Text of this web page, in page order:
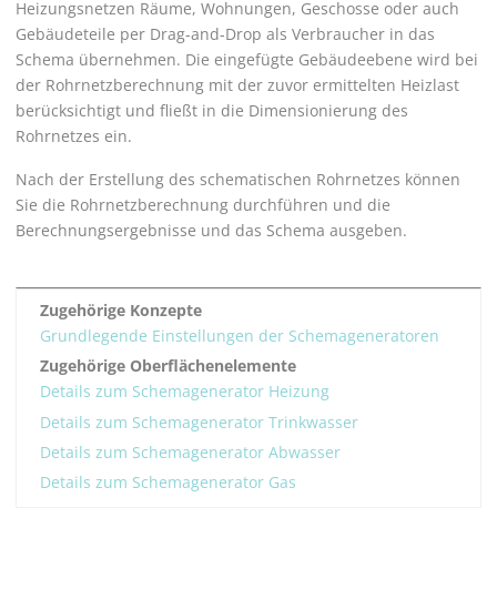
Heizungsnetzen Räume, Wohnungen, Geschosse oder auch
Gebäudeteile per Drag-and-Drop als Verbraucher in das
Schema übernehmen. Die eingefügte Gebäudeebene wird bei
der Rohrnetzberechnung mit der zuvor ermittelten Heizlast
berücksichtigt und fließt in die Dimensionierung des
Rohrnetzes ein.
Nach der Erstellung des schematischen Rohrnetzes können
Sie die Rohrnetzberechnung durchführen und die
Berechnungsergebnisse und das Schema ausgeben.
Zugehörige Konzepte
Grundlegende Einstellungen der Schemageneratoren
Zugehörige Oberflächenelemente
Details zum Schemagenerator Heizung
Details zum Schemagenerator Trinkwasser
Details zum Schemagenerator Abwasser
Details zum Schemagenerator Gas